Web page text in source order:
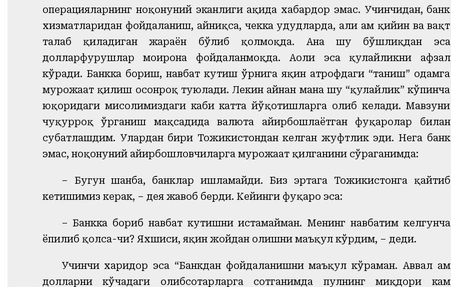
операцияларнинг ноқонуний эканлиги ҳақида хабардор эмас. Учинчидан, банк
хизматларидан фойдаланиш, айниқса, чекка ҳудудларда, ҳали ҳам қийин ва вақт
талаб қиладиган жараён бўлиб қолмоқда. Ана шу бўшлиқдан эса
долларфурушлар моҳирона фойдаланмоқда. Аҳоли эса қулайликни афзал
кўради. Банкка бориш, навбат кутиш ўрнига яқин атрофдаги “таниш” одамга
мурожаат қилиш осонроқ туюлади. Лекин айнан мана шу “қулайлик” кўпинча
юқоридаги мисолимиздаги каби катта йўқотишларга олиб келади. Мавзуни
чуқурроқ ўрганиш мақсадида валюта айирбошлаётган фуқаролар билан
суҳбатлашдим. Улардан бири Тожикистондан келган жуфтлик эди. Нега банк
эмас, ноқонуний айирбошловчиларга мурожаат қилганини сўраганимда:
– Бугун шанба, банклар ишламайди. Биз эртага Тожикистонга қайтиб
кетишимиз керак, – дея жавоб берди. Кейинги фуқаро эса:
– Банкка бориб навбат кутишни истамайман. Менинг навбатим келгунча
ёпилиб қолса-чи? Яхшиси, яқин жойдан олишни маъқул кўрдим, – деди.
Учинчи харидор эса “Банкдан фойдаланишни маъқул кўраман. Аввал ҳам
долларни кўчадаги олибсотарларга сотганимда пулнинг миқдори кам